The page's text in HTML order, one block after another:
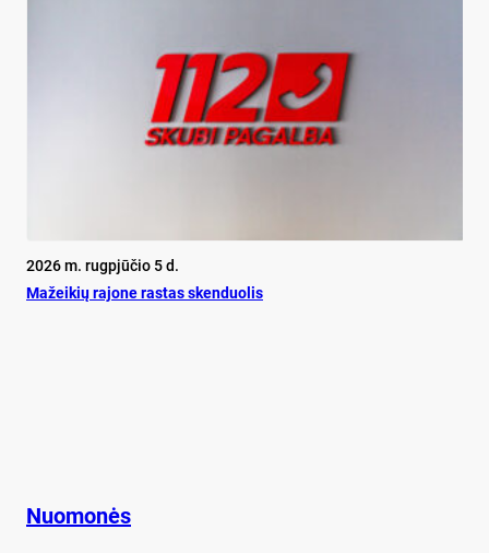
2026 m. rugpjūčio 5 d.
Mažeikių rajone rastas skenduolis
Nuomonės